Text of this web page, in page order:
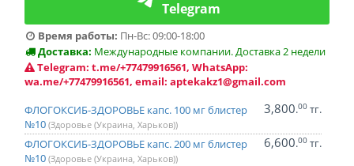
Telegram
Время работы: Пн-Вс: 09:00-18:00
Доставка: Международные компании. Доставка 2 недели
Telegram: t.me/+77479916561, WhatsApp:
wa.me/+77479916561, email: aptekakz1@gmail.com
ФЛОГОКСИБ-ЗДОРОВЬЕ капс. 100 мг блистер
№10 (Здоровье (Украина, Харьков))
3,800.00 тг.
ФЛОГОКСИБ-ЗДОРОВЬЕ капс. 200 мг блистер
№10 (Здоровье (Украина, Харьков))
6,600.00 тг.